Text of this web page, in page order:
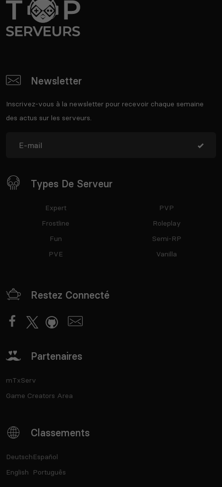
Newsletter
Inscrivez-vous à la newsletter pour recevoir chaque semaine
des actus sur les serveurs.
Types De Serveur
Expert
Frostline
Fun
PVE
PVP
Roleplay
Semi-RP
Vanilla
Restez Connecté
Partenaires
mTxServ
Game Creators Area
Classements
Deutsch
English
Español
Português